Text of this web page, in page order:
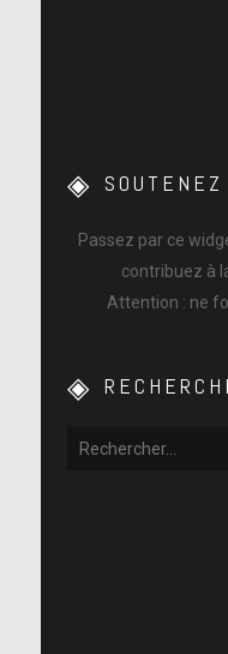
SOUTENEZ
Passez par ce
contribuez à
Attention : ne